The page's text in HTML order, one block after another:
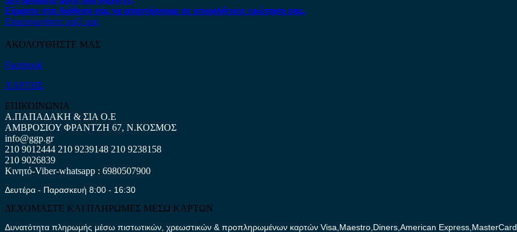
Είμαστε στη διάθεση σας να απαντήσουμε σε οποιαδήποτε ερώτηση σας.
Επικοινωνήστε μαζί μας
ΑΚΟΛΟΥΘΗΣΤΕ ΜΑΣ
Facebook
ΧΑΡΤΗΣ
ΕΠΙΚΟΙΝΩΝΙΑ
Α.ΠΑΠΑΔΑΚΗ & ΣΙΑ Ο.Ε
ΑΜΒΡΟΣΙΟΥ ΦΡΑΝΤΖΗ 67, Ν.ΚΟΣΜΟΣ
info@ggp.gr
210 9012444 210 9239148 210 9238158
210 9026839
Κινητό-Viber-whatsapp : 6980507900
Δευτέρα - Παρασκευή 8:00 - 16:30
ΔΕΧΟΜΑΣΤΕ ΚΑΙ ΠΛΗΡΩΜΕΣ ΜΕΣΩ ΚΑΡΤΩΝ
Δυνατότητα πληρωμής μέσω πιστωτικών, χρεωστικών & προπληρωμένων καρτών Visa,Maestro,Diners,American Express,MasterCard.